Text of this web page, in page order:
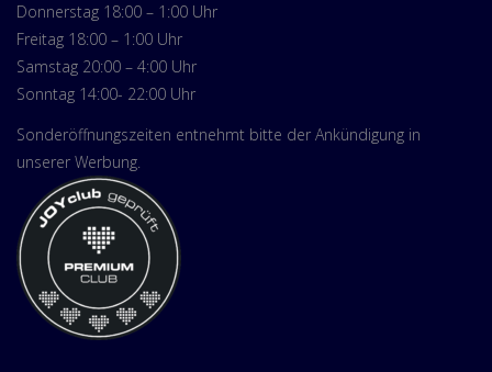
Donnerstag 18:00 – 1:00 Uhr
Freitag 18:00 – 1:00 Uhr
Samstag 20:00 – 4:00 Uhr
Sonntag 14:00- 22:00 Uhr
Sonderöffnungszeiten entnehmt bitte der Ankündigung in
unserer Werbung.